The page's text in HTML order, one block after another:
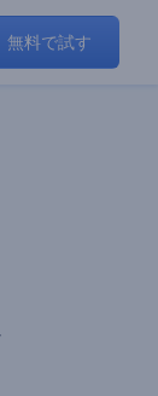
無料で試す